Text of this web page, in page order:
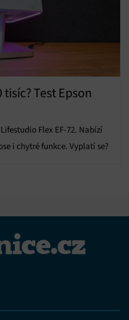
Test Epson
Flex EF-72. Nabízí
i chytré funkce. Vyplatí se?